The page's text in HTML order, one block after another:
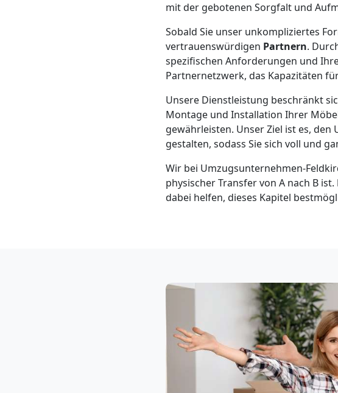
mit der gebotenen Sorgfalt und
Sobald Sie unser unkompliziertes
vertrauenswürdigen Partnern.
spezifischen Anforderungen und
Partnernetzwerk, das Kapazitäten
Unsere Dienstleistung beschränkt
Montage und Installation Ihrer
gewährleisten. Unser Ziel ist es, den
gestalten, sodass Sie sich voll und
Wir bei Umzugsunternehmen-
physischer Transfer von A nach B
dabei helfen, dieses Kapitel
Klaviertransport